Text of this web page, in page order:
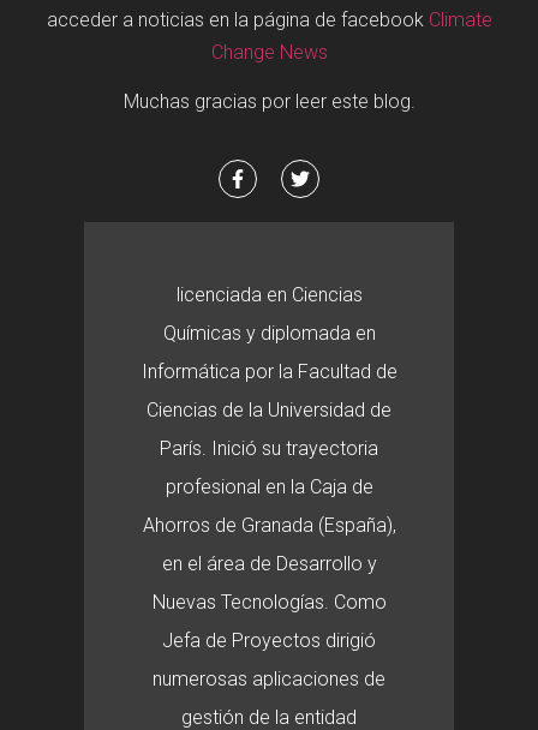
acceder a noticias en la página de facebook Climate
Change News
Muchas gracias por leer este blog.
licenciada en Ciencias
Químicas y diplomada en
Informática por la Facultad de
Ciencias de la Universidad de
París. Inició su trayectoria
profesional en la Caja de
Ahorros de Granada (España),
en el área de Desarrollo y
Nuevas Tecnologías. Como
Jefa de Proyectos dirigió
numerosas aplicaciones de
gestión de la entidad